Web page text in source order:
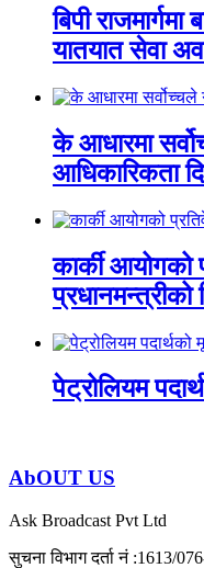
बिपी
यातयात सेवा
के आधारमा
आधिकारिकता
कार्की आयोगको
प्रधानमन्त्रीको
पेट्रोलियम
AbOUT US
Ask Broadcast Pvt Ltd
सुचना विभाग दर्ता नं :1613/